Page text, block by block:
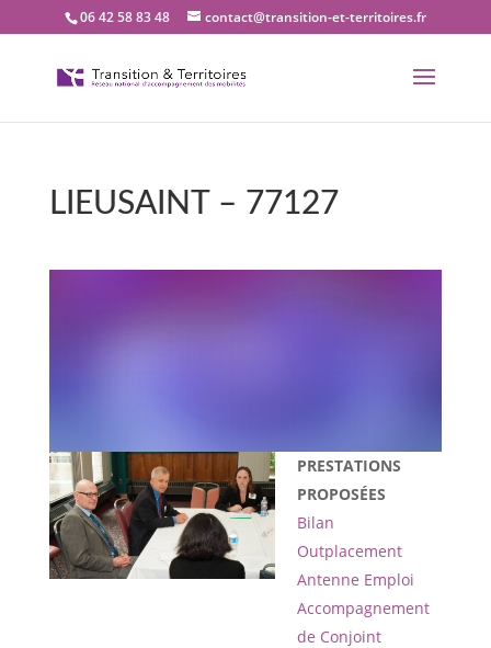
06 42 58 83 48 contact@transition-et-territoires.fr
LIEUSAINT – 77127
bureau Transition et
PRESTATIONS
PROPOSÉES
Bilan
Outplacement
Antenne Emploi
Accompagnement
de Conjoint